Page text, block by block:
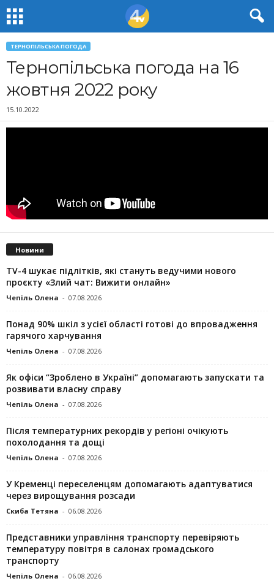
ТЕРНОПІЛЬСЬКА ПОГОДА
Тернопільська погода на 16
жовтня 2022 року
15.10.2022
Новини
TV-4 шукає підлітків, які стануть ведучими нового
проєкту «Злий чат: Вижити онлайн»
Чепіль Олена - 07.08.2026
Понад 90% шкіл з усієї області готові до впровадження
гарячого харчування
Чепіль Олена - 07.08.2026
Як офіси “Зроблено в Україні” допомагають запускaти та
розвивати власну справу
Чепіль Олена - 07.08.2026
Після температурних рекордів у регіоні очікують
похолодання та дощі
Чепіль Олена - 07.08.2026
У Кременці переселенцям допомагають адаптуватися
через вирощування розсади
Скиба Тетяна - 06.08.2026
Представники управління транспорту перевіряють
температуру повітря в салонах громадського
транспорту
Чепіль Олена - 06.08.2026